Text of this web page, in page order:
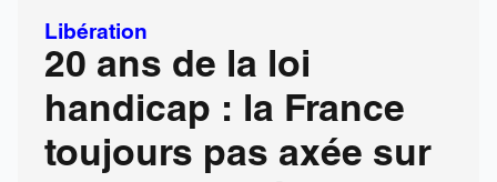
Libération
20 ans de la loi
handicap : la France
toujours pas axée sur